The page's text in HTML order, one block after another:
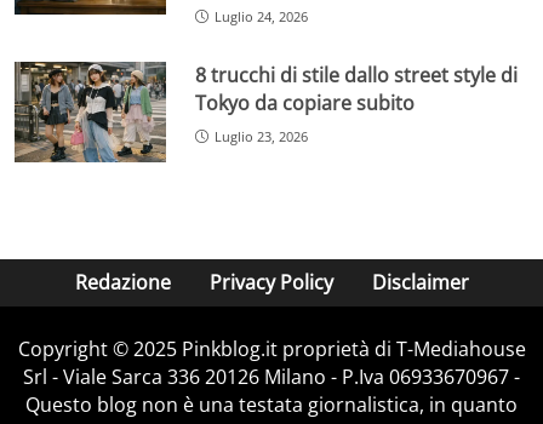
Luglio 24, 2026
8 trucchi di stile dallo street style di
Tokyo da copiare subito
Luglio 23, 2026
Redazione Privacy Policy Disclaimer
Copyright © 2025 Pinkblog.it proprietà di T-Mediahouse
Srl - Viale Sarca 336 20126 Milano - P.Iva 06933670967 -
Questo blog non è una testata giornalistica, in quanto